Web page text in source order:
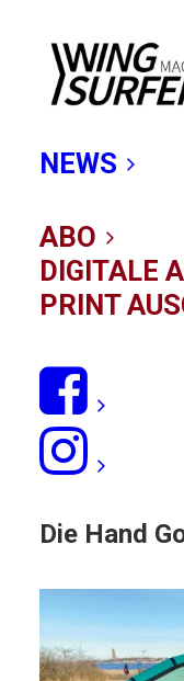
NEWS
ABO
DIGITALE
PRINT
VAYU
12/03/2022
REDAKTION
Die Hand